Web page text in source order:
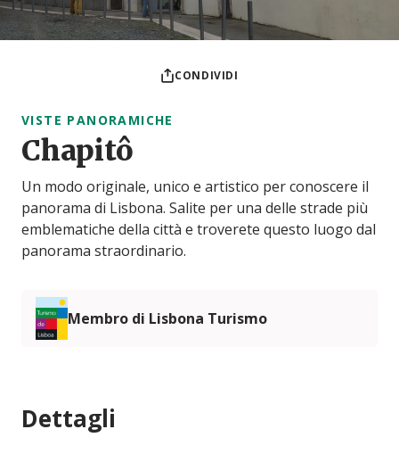
CONDIVIDI
VISTE PANORAMICHE
Chapitô
Un modo originale, unico e artistico per conoscere il
panorama di Lisbona. Salite per una delle strade più
emblematiche della città e troverete questo luogo dal
panorama straordinario.
Membro di Lisbona Turismo
Dettagli